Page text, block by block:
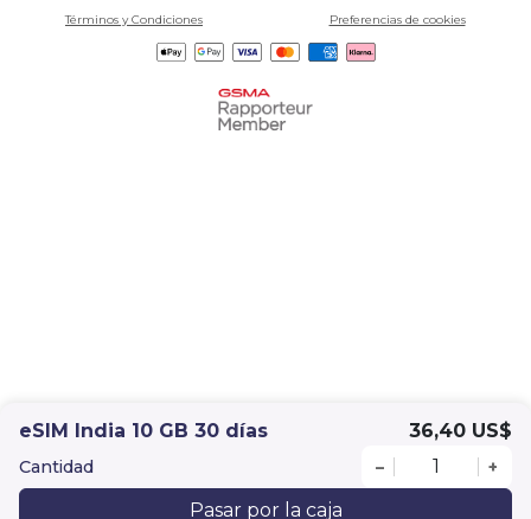
eSIM India 10 GB 30 días 36,40 US$
Cantidad – +
Pasar por la caja
Términos y Condiciones
Preferencias de cookies